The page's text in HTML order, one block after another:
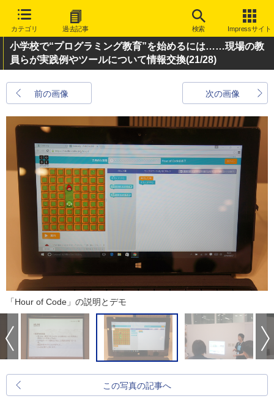
カテゴリ 過去記事 検索 Impressサイト
小学校で“プログラミング教育”を始めるには……現場の教
員らが実践例やツールについて情報交換(21/28)
前の画像 次の画像
「Hour of Code」の説明とデモ
この写真の記事へ